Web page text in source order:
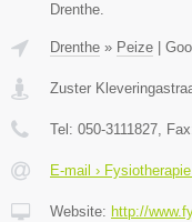
Drenthe.
Drenthe » Peize
Zuster
Tel: 050-3111827,
E-mail ›
Website: http://